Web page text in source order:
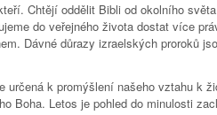
Chtějí oddělit Bibli od okolního
do veřejného života dostat více
Dávné důrazy izraelských proroků
určená k promýšlení našeho vztahu k
Boha. Letos je pohled do minulosti